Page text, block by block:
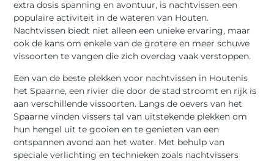
extra dosis spanning en avontuur, is nachtvissen een
populaire activiteit in de wateren van Houten.
Nachtvissen biedt niet alleen een unieke ervaring, maar
ook de kans om enkele van de grotere en meer schuwe
vissoorten te vangen die zich overdag vaak verstoppen.
Een van de beste plekken voor nachtvissen in Houtenis
het Spaarne, een rivier die door de stad stroomt en rijk is
aan verschillende vissoorten. Langs de oevers van het
Spaarne vinden vissers tal van uitstekende plekken om
hun hengel uit te gooien en te genieten van een
ontspannen avond aan het water. Met behulp van
speciale verlichting en technieken zoals nachtvissers